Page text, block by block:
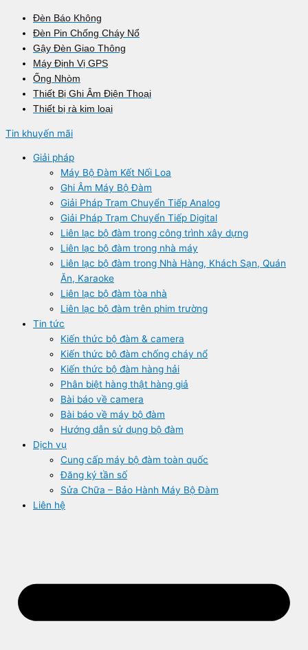
Đèn Báo Không
Đèn Pin Chống Cháy Nổ
Gậy Đèn Giao Thông
Máy Định Vị GPS
Ống Nhòm
Thiết Bị Ghi Âm Điện Thoại
Thiết bị rà kim loại
Tin khuyến mãi
Giải pháp
Máy Bộ Đàm Kết Nối Loa
Ghi Âm Máy Bộ Đàm
Giải Pháp Trạm Chuyển Tiếp Analog
Giải Pháp Trạm Chuyển Tiếp Digital
Liên lạc bộ đàm trong công trình xây dựng
Liên lạc bộ đàm trong nhà máy
Liên lạc bộ đàm trong Nhà Hàng, Khách Sạn, Quán
Ăn, Karaoke
Liên lạc bộ đàm tòa nhà
Liên lạc bộ đàm trên phim trường
Tin tức
Kiến thức bộ đàm & camera
Kiến thức bộ đàm chống cháy nổ
Kiến thức bộ đàm hàng hải
Phân biệt hàng thật hàng giả
Bài báo về camera
Bài báo về máy bộ đàm
Hướng dẫn sử dụng bộ đàm
Dịch vụ
Cung cấp máy bộ đàm toàn quốc
Đăng ký tần số
Sửa Chữa – Bảo Hành Máy Bộ Đàm
Liên hệ